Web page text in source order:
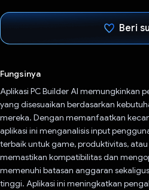
Beri
Fungsinya
Aplikasi PC Builder AI memungkinkan
yang disesuaikan berdasarkan
mereka. Dengan memanfaatkan
aplikasi ini menganalisis input
terbaik untuk game, produktivitas,
memastikan kompatibilitas dan
memenuhi batasan anggaran
tinggi. Aplikasi ini meningkatkan